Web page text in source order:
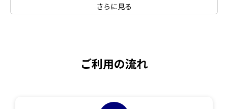
さらに見る
ご利用の流れ